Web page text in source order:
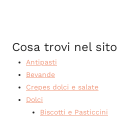
Cosa trovi nel sito
Antipasti
Bevande
Crepes dolci e salate
Dolci
Biscotti e Pasticcini